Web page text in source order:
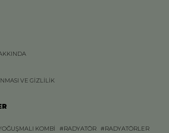
VE GİZLİLİK
KOMBİ #RADYATÖR #RADYATÖRLER